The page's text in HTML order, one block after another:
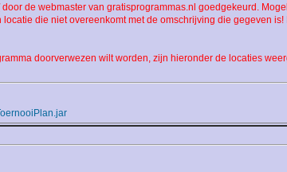
door de webmaster van gratisprogrammas.nl goedgekeurd.
die niet overeenkomt met de omschrijving die gegeven is!
doorverwezen wilt worden, zijn hieronder de locaties